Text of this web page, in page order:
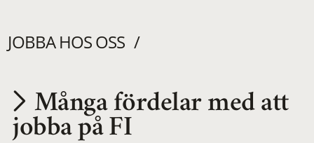
JOBBA HOS OSS
Utvecklas på en
Många fördelar med att
jobba på FI